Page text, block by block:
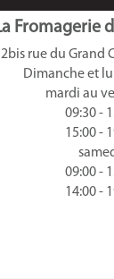
Fromagerie
2bis rue du Grand
Dimanche et
mardi au
09:30 -
15:00 -
09:00 -
14:00 -